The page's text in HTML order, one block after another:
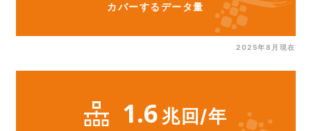
カバーするデータ量
2025年8月現在
1.6兆回/年